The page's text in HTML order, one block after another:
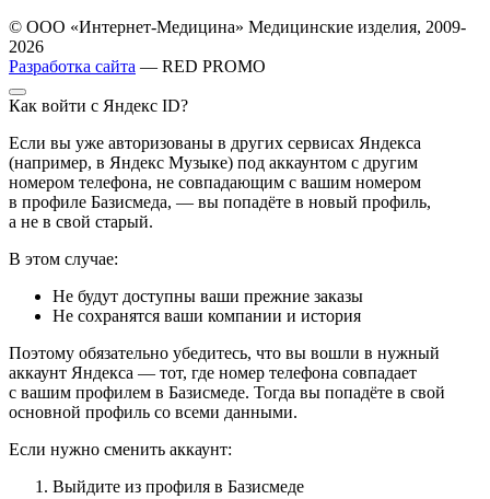
© ООО «Интернет-Медицина» Медицинские изделия, 2009-
2026
Разработка сайта — RED PROMO
Как войти с Яндекс ID?
Если вы уже авторизованы в других сервисах Яндекса
(например, в Яндекс Музыке) под аккаунтом с другим
номером телефона, не совпадающим с вашим номером
в профиле Базисмеда, — вы попадёте в новый профиль,
а не в свой старый.
В этом случае:
Не будут доступны ваши прежние заказы
Не сохранятся ваши компании и история
Поэтому обязательно убедитесь, что вы вошли в нужный
аккаунт Яндекса — тот, где номер телефона совпадает
с вашим профилем в Базисмеде. Тогда вы попадёте в свой
основной профиль со всеми данными.
Если нужно сменить аккаунт:
Выйдите из профиля в Базисмеде